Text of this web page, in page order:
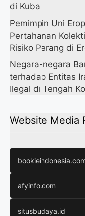
di Kuba
Pemimpin Uni
Pertahanan
Risiko Perang di
Negara-negara
terhadap Entitas
Ilegal di Tengah
Website Media
bookieindonesia.com
afyinfo.com
situsbudaya.id